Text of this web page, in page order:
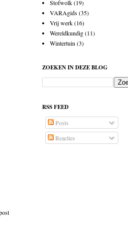
Stofwolk(19)
VARAgids(35)
Vrij werk(16)
Wereldkundig(11)
Wintertuin (3)
ZOEKEN IN DEZE BLOG
RSS FEED
Posts
Reacties